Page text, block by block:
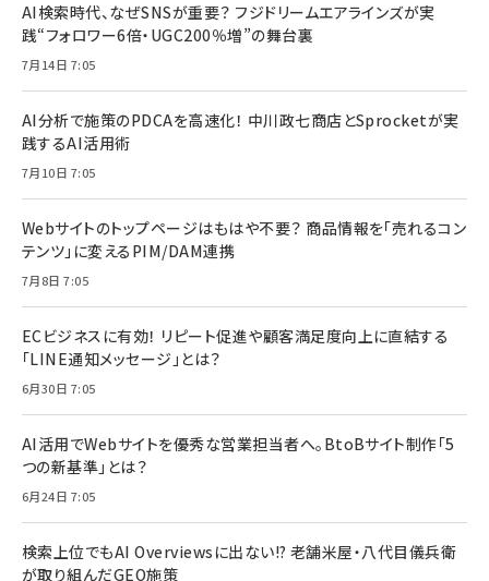
AI検索時代、なぜSNSが重要？ フジドリームエアラインズが実
践“フォロワー6倍・UGC200％増”の舞台裏
7月14日 7:05
AI分析で施策のPDCAを高速化！ 中川政七商店とSprocketが実
践するAI活用術
7月10日 7:05
Webサイトのトップページはもはや不要？ 商品情報を「売れるコン
テンツ」に変えるPIM/DAM連携
7月8日 7:05
ECビジネスに有効！ リピート促進や顧客満足度向上に直結する
「LINE通知メッセージ」とは？
6月30日 7:05
AI活用でWebサイトを優秀な営業担当者へ。BtoBサイト制作「5
つの新基準」とは？
6月24日 7:05
検索上位でもAI Overviewsに出ない!? 老舗米屋・八代目儀兵衛
が取り組んだGEO施策